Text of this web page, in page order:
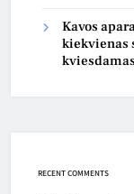
Kavos
kiekvienas
RECENT COMMENTS